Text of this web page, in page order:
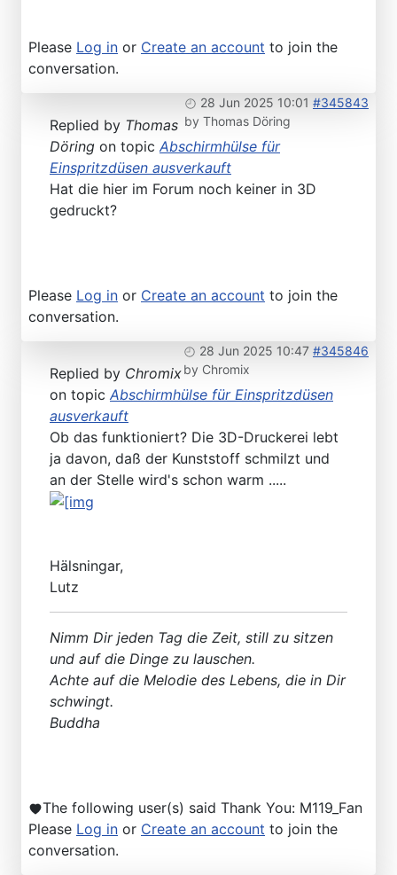
Please Log in or Create an account to join the
conversation.
28 Jun 2025 10:01 #345843
by Thomas Döring
Replied by Thomas
Döring on topic Abschirmhülse für
Einspritzdüsen ausverkauft
Hat die hier im Forum noch keiner in 3D
gedruckt?
Please Log in or Create an account to join the
conversation.
28 Jun 2025 10:47 #345846
by Chromix
Replied by Chromix
on topic Abschirmhülse für Einspritzdüsen
ausverkauft
Ob das funktioniert? Die 3D-Druckerei lebt
ja davon, daß der Kunststoff schmilzt und
an der Stelle wird's schon warm .....
Hälsningar,
Lutz
Nimm Dir jeden Tag die Zeit, still zu sitzen
und auf die Dinge zu lauschen.
Achte auf die Melodie des Lebens, die in Dir
schwingt.
Buddha
The following user(s) said Thank You: M119_Fan
Please Log in or Create an account to join the
conversation.